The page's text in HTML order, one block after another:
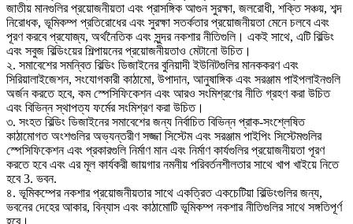
জাতীয় মানগুলির প্রয়োজনীয়তা এবং প্রাসঙ্গিক আগুন সুরক্ষা, জলরোধী, শক্তি সঞ্চয়, শব্দ
নিরোধক, ভূমিকম্প প্রতিরোধের এবং সুরক্ষা সতর্কতার প্রয়োজনীয়তা মেনে চলবে এবং
পূরণ করবে প্রযোজ্য, অর্থনৈতিক এবং সুন্দর নকশার নীতিগুলি। একই সাথে, এটি বিল্ডিং
এবং সবুজ বিল্ডিংয়ের শিল্পায়নের প্রয়োজনীয়তাও মেটানো উচিত।
২. সমাবেশের সমন্বিত বিল্ডিং ডিজাইনের বুনিয়াদী ইউনিটগুলির মানককরণ এবং
সিরিয়ালাইজেশন, সংযোগকারী কাঠামো, উপাদান, আনুষাঙ্গিক এবং সরঞ্জাম পাইপলাইনগুলি
অর্জন করতে হবে, কম স্পেসিফিকেশন এবং আরও সংমিশ্রণের নীতি গ্রহণ করা উচিত
এবং বিভিন্ন স্থাপত্য ফর্মের সংমিশ্রণ করা উচিত।
৩. সংহত বিল্ডিং ডিজাইনের সমাবেশের জন্য নির্বাচিত বিভিন্ন প্রাক-সংশ্লেষিত
কাঠামোগত অংশগুলির অভ্যন্তরীণ সজ্জা সিস্টেম এবং সরঞ্জাম পাইপিং সিস্টেমগুলির
স্পেসিফিকেশন এবং প্রকারগুলি নির্মাণ মান এবং নির্মাণ কার্যগুলির প্রয়োজনীয়তা পূরণ
করতে হবে এবং এর মূল কার্যকরী জায়গার নমনীয় পরিবর্তনশীলতার সাথে খাপ খাইয়ে নিতে
হবে 3. ভবন.
৪. ভূমিকম্পের নকশার প্রয়োজনীয়তার সাথে একত্রিত একচেটিয়া বিল্ডিংগুলির জন্য,
ভবনের দেহের আকার, বিন্যাস এবং কাঠামোটি ভূমিকম্প নকশার নীতিগুলির সাথে সঙ্গতিপূর্ণ